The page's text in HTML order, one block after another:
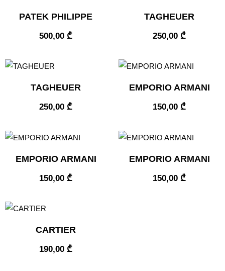
PATEK PHILIPPE
500,00 ₾
TAGHEUER
250,00 ₾
TAGHEUER
250,00 ₾
EMPORIO ARMANI
150,00 ₾
EMPORIO ARMANI
150,00 ₾
EMPORIO ARMANI
150,00 ₾
CARTIER
190,00 ₾